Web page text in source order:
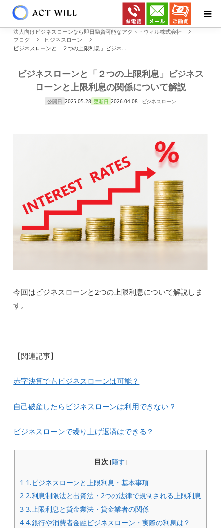
法人向けビジネスローンなら即日融資可能なアクト・ウィル株式会社
ブログ
ビジネスローン
ビジネスローンと「２つの上限利息」ビジネ...
ビジネスローンと「２つの上限利息」ビジネス
ローンと上限利息の関係について解説
公開日 2025.05.28 更新日 2026.04.08 ビジネスローン
今回はビジネスローンと2つの上限利息について解説しま
す。
【関連記事】
赤字決算でもビジネスローンは可能？
自己破産したらビジネスローンは利用できない？
ビジネスローンで繰り上げ返済はできる？
目次 [隠す]
1 1.ビジネスローンと上限利息・基本事項
2 2.利息制限法と出資法・2つの法律で規制される上限利息
3 3.上限利息と貸金業法・貸金業者の関係
4 4.銀行や消費者金融ビジネスローン・実際の利息は？